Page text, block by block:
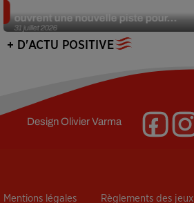
31 juillet 2026
ouvrent une nouvelle piste pour...
+ D'ACTU POSITIVE
DesignOlivier Varma
Mentions légales Règlements des jeux